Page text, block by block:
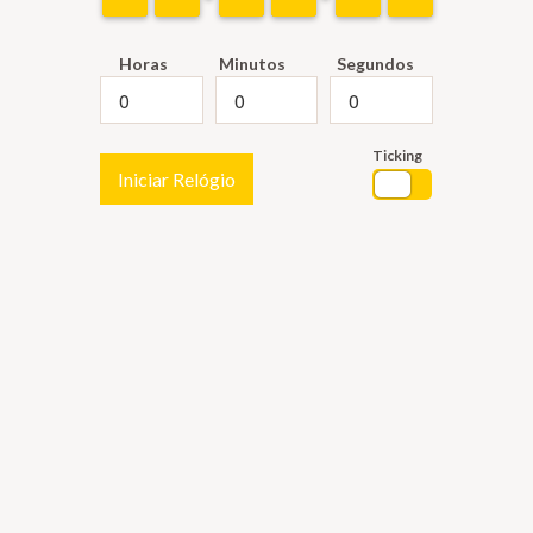
Horas Minutos Segundos
Iniciar Relógio
Ticking